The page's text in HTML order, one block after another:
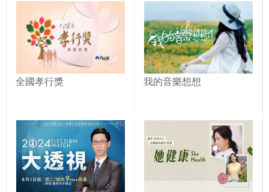
全國孝行獎 我的音樂想想